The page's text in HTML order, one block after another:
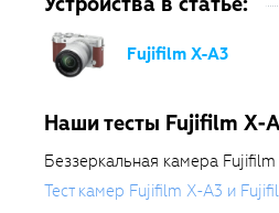
Fujifilm X-A3
Наши тесты Fujifilm X-
Беззеркальная камера
Тест камер Fujifilm X-A3 и